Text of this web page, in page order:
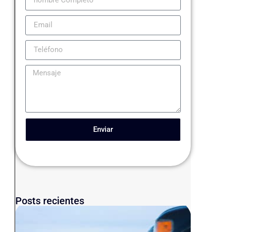
Enviar
Posts recientes